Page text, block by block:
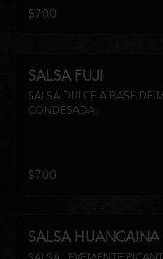
$700
SALSA FUJI
SALSA DULCE A BASE DE
CONDESADA.
$700
SALSA HUANCAINA